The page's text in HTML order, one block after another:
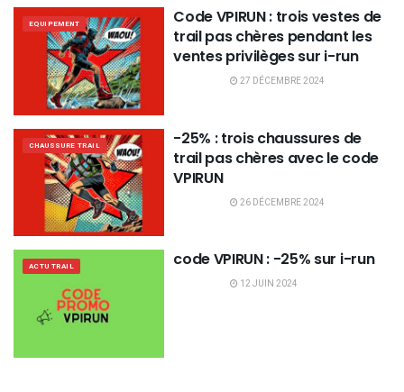
EQUIPEMENT
Code VPIRUN : trois vestes de
trail pas chères pendant les
ventes privilèges sur i-run
27 DÉCEMBRE 2024
CHAUSSURE TRAIL
-25% : trois chaussures de
trail pas chères avec le code
VPIRUN
26 DÉCEMBRE 2024
ACTU TRAIL code VPIRUN : -25% sur i-run
12 JUIN 2024